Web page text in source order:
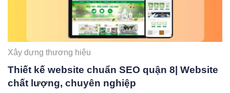
Xây dựng thương hiệu
Thiết kế website chuẩn SEO quận 8| Website
chất lượng, chuyên nghiệp